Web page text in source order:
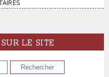
LE SITE